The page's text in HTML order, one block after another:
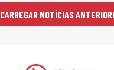
CARREGAR NOTÍCIAS